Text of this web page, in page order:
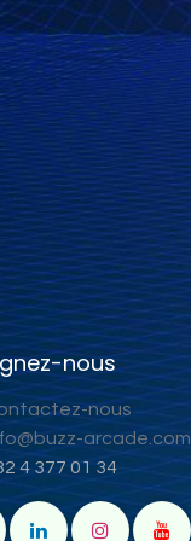
nous
nous
arcade.com
4 377 01 34